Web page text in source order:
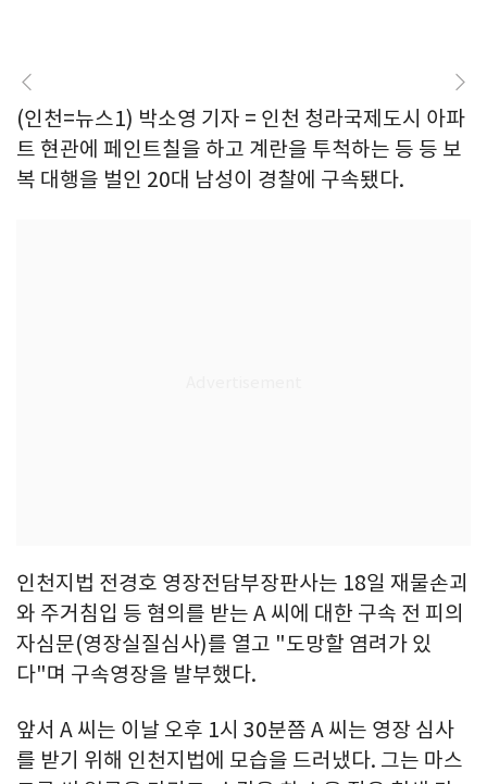
(인천=뉴스1) 박소영 기자 = 인천 청라국제도시 아파
트 현관에 페인트칠을 하고 계란을 투척하는 등 등 보
복 대행을 벌인 20대 남성이 경찰에 구속됐다.
인천지법 전경호 영장전담부장판사는 18일 재물손괴
와 주거침입 등 혐의를 받는 A 씨에 대한 구속 전 피의
자심문(영장실질심사)를 열고 "도망할 염려가 있
다"며 구속영장을 발부했다.
앞서 A 씨는 이날 오후 1시 30분쯤 A 씨는 영장 심사
를 받기 위해 인천지법에 모습을 드러냈다. 그는 마스